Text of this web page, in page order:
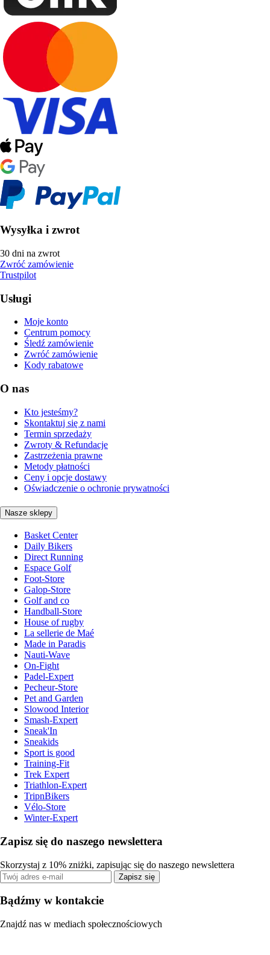
Wysyłka i zwrot
30 dni na zwrot
Zwróć zamówienie
Trustpilot
Usługi
Moje konto
Centrum pomocy
Śledź zamówienie
Zwróć zamówienie
Kody rabatowe
O nas
Kto jesteśmy?
Skontaktuj się z nami
Termin sprzedaży
Zwroty & Refundacje
Zastrzeżenia prawne
Metody płatności
Ceny i opcje dostawy
Oświadczenie o ochronie prywatności
Nasze sklepy
Basket Center
Daily Bikers
Direct Running
Espace Golf
Foot-Store
Galop-Store
Golf and co
Handball-Store
House of rugby
La sellerie de Maé
Made in Paradis
Nauti-Wave
On-Fight
Padel-Expert
Pecheur-Store
Pet and Garden
Slowood Interior
Smash-Expert
Sneak'In
Sneakids
Sport is good
Training-Fit
Trek Expert
Triathlon-Expert
TripnBikers
Vélo-Store
Winter-Expert
Zapisz się do naszego newslettera
Skorzystaj z 10% zniżki, zapisując się do naszego newslettera
Zapisz się
Bądźmy w kontakcie
Znajdź nas w mediach społecznościowych